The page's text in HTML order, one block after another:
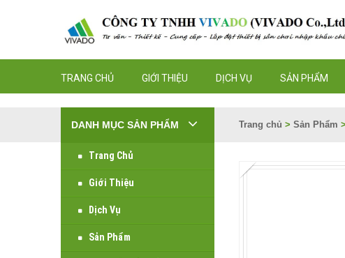
TRANG CHỦ GIỚI THIỆU DỊCH VỤ SẢN PHẨM
DANH MỤC SẢN PHẨM
Trang Chủ
Giới Thiệu
Dịch Vụ
Sản Phẩm
Trang chủ > Sản Phẩm >